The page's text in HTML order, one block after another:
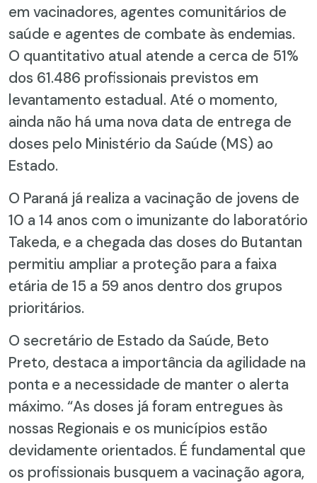
em vacinadores, agentes comunitários de
saúde e agentes de combate às endemias.
O quantitativo atual atende a cerca de 51%
dos 61.486 profissionais previstos em
levantamento estadual. Até o momento,
ainda não há uma nova data de entrega de
doses pelo Ministério da Saúde (MS) ao
Estado.
O Paraná já realiza a vacinação de jovens de
10 a 14 anos com o imunizante do laboratório
Takeda, e a chegada das doses do Butantan
permitiu ampliar a proteção para a faixa
etária de 15 a 59 anos dentro dos grupos
prioritários.
O secretário de Estado da Saúde, Beto
Preto, destaca a importância da agilidade na
ponta e a necessidade de manter o alerta
máximo. “As doses já foram entregues às
nossas Regionais e os municípios estão
devidamente orientados. É fundamental que
os profissionais busquem a vacinação agora,